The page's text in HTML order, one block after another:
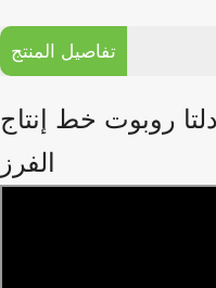
تفاصيل المنتج
نقل ذراع دلتا روبوت خط إنتاج
الفرز